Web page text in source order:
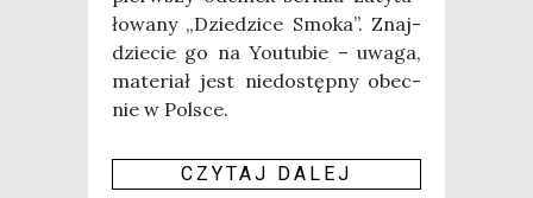
ło­wa­ny „Dzie­dzi­ce Smo­ka”. Znaj­
dzie­cie go na Youtu­bie – uwa­ga,
mate­riał jest nie­do­stęp­ny obec­
nie w Pol­sce.
CZY­TAJ DALEJ